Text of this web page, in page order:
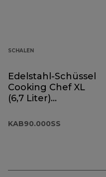
SCHALEN
Edelstahl-Schüssel
Cooking Chef XL
(6,7 Liter)
KAB90.000SS